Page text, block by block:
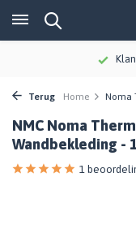
Terug Home Noma
NMC Noma
Wandbekleding -
1